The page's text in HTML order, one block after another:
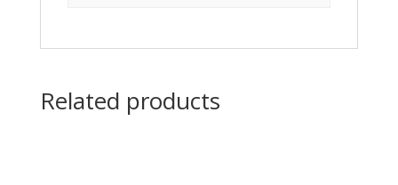
Related products